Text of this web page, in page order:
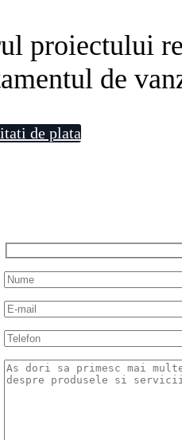
proiectului
de
de plata